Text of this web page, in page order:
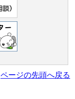
ページの先頭へ戻る